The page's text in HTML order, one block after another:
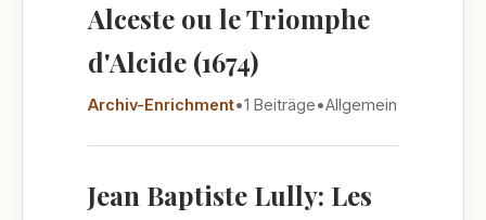
Alceste ou le Triomphe
d'Alcide (1674)
Archiv-Enrichment•1 Beiträge•Allgemein
Jean Baptiste Lully: Les